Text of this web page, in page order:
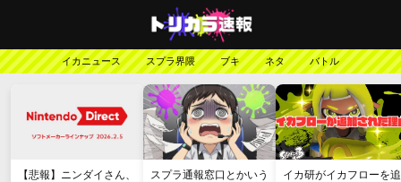
イカニュース スプラ界隈 ブキ ネタ バトル
【悲報】ニンダイさん、
スプラ通報窓口とかいう
イカ研がイカフローを追